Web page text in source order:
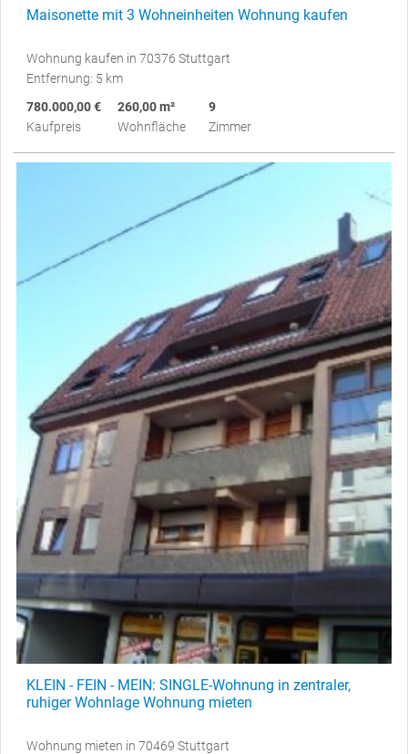
Maisonette mit 3 Wohneinheiten Wohnung kaufen
Wohnung kaufen in 70376 Stuttgart
Entfernung: 5 km
780.000,00 €
Kaufpreis
260,00 m²
Wohnfläche
9
Zimmer
KLEIN - FEIN - MEIN: SINGLE-Wohnung in zentraler,
ruhiger Wohnlage Wohnung mieten
Wohnung mieten in 70469 Stuttgart